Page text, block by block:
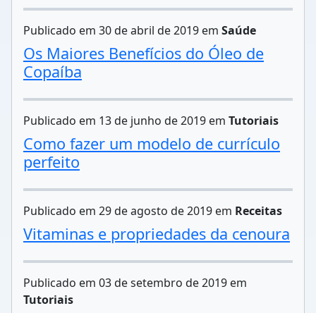
Publicado em 30 de abril de 2019 em Saúde
Os Maiores Benefícios do Óleo de
Copaíba
Publicado em 13 de junho de 2019 em Tutoriais
Como fazer um modelo de currículo
perfeito
Publicado em 29 de agosto de 2019 em Receitas
Vitaminas e propriedades da cenoura
Publicado em 03 de setembro de 2019 em
Tutoriais